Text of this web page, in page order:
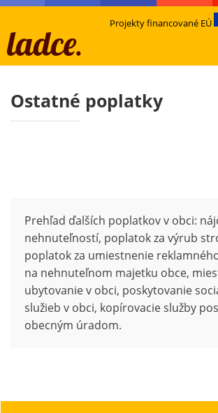
Projekty financované EÚ
Ostatné poplatky
Prehľad ďalších poplatkov v obci:
nehnuteľností, poplatok za výrub
poplatok za umiestnenie
na nehnuteľnom majetku obce,
ubytovanie v obci, poskytovanie
služieb v obci, kopírovacie služby
obecným úradom.